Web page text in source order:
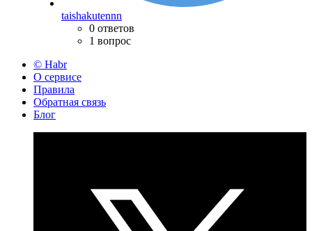
taishakutennn
0 ответов
1 вопрос
© Habr
О сервисе
Правила
Обратная связь
Блог